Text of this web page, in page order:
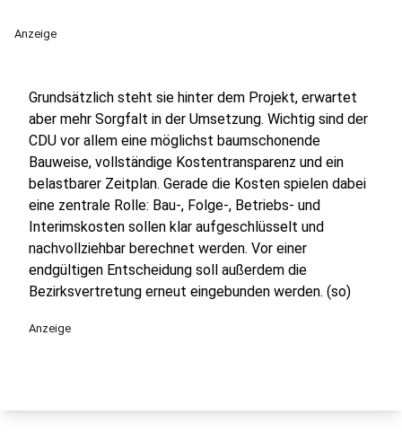
Anzeige
Grundsätzlich steht sie hinter dem Projekt, erwartet
aber mehr Sorgfalt in der Umsetzung. Wichtig sind der
CDU vor allem eine möglichst baumschonende
Bauweise, vollständige Kostentransparenz und ein
belastbarer Zeitplan. Gerade die Kosten spielen dabei
eine zentrale Rolle: Bau-, Folge-, Betriebs- und
Interimskosten sollen klar aufgeschlüsselt und
nachvollziehbar berechnet werden. Vor einer
endgültigen Entscheidung soll außerdem die
Bezirksvertretung erneut eingebunden werden. (so)
Anzeige